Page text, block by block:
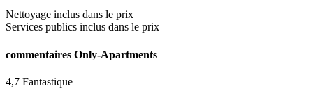
Nettoyage inclus dans le prix
Services publics inclus dans le prix
commentaires Only-Apartments
4,7 Fantastique